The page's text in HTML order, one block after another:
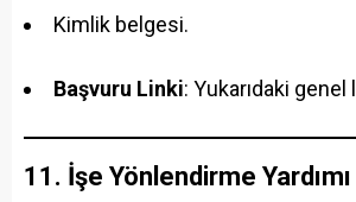
Kimlik belgesi.
Başvuru Linki: Yukarıdaki
11. İşe Yönlendirme Yardımı